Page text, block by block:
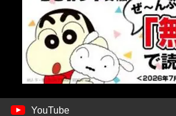
YouTube